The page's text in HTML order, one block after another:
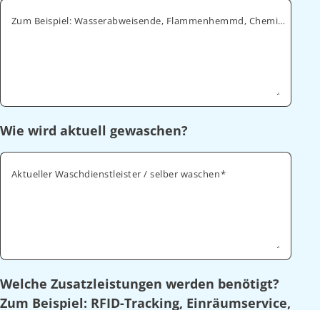
Zum Beispiel: Wasserabweisende, Flammenhemmd, Chemikalienabweisende
Wie wird aktuell gewaschen?
Aktueller Waschdienstleister / selber waschen
Welche Zusatzleistungen werden benötigt?
Zum Beispiel: RFID-Tracking, Einräumservice,